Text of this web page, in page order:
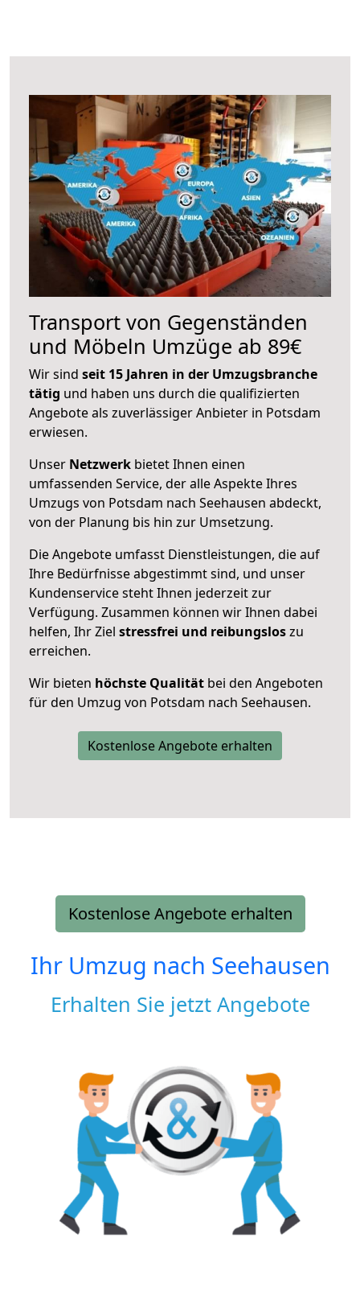
Transport von Gegenständen
und Möbeln Umzüge ab 89€
Wir sind seit 15 Jahren in der Umzugsbranche
tätig und haben uns durch die qualifizierten
Angebote als zuverlässiger Anbieter in Potsdam
erwiesen.
Unser Netzwerk bietet Ihnen einen
umfassenden Service, der alle Aspekte Ihres
Umzugs von Potsdam nach Seehausen abdeckt,
von der Planung bis hin zur Umsetzung.
Die Angebote umfasst Dienstleistungen, die auf
Ihre Bedürfnisse abgestimmt sind, und unser
Kundenservice steht Ihnen jederzeit zur
Verfügung. Zusammen können wir Ihnen dabei
helfen, Ihr Ziel stressfrei und reibungsloszu
erreichen.
Wir bieten höchste Qualität bei den Angeboten
für den Umzug von Potsdam nach Seehausen.
Kostenlose Angebote erhalten
Kostenlose Angebote erhalten
Ihr Umzug nach Seehausen
Erhalten Sie jetzt Angebote